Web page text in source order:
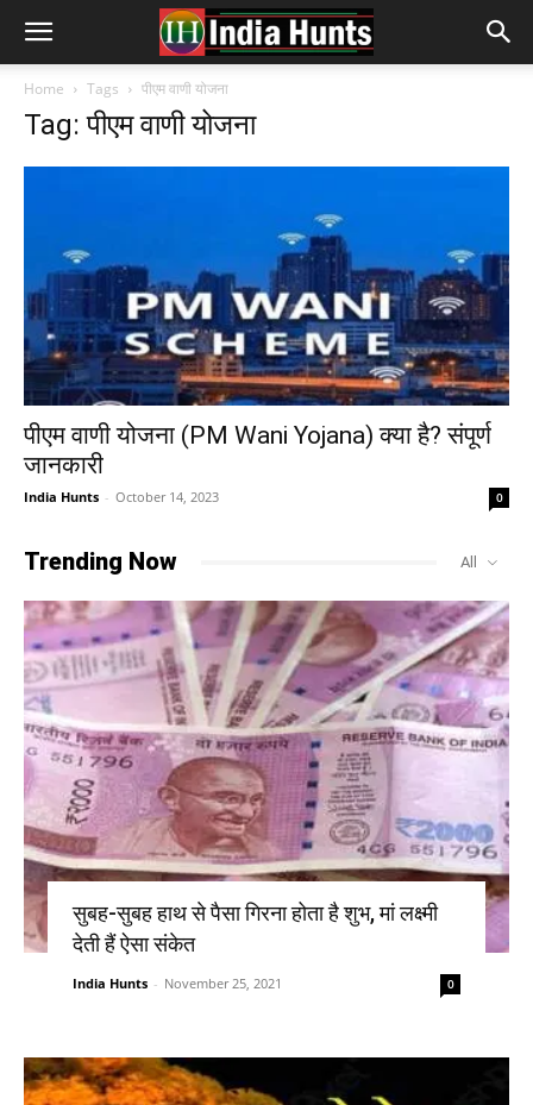
Home Tags पीएम वाणी योजना
Tag: पीएम वाणी योजना
पीएम वाणी योजना (PM Wani Yojana) क्या है? संपूर्ण
जानकारी
India Hunts - October 14, 2023 0
Trending Now All
सुबह-सुबह हाथ से पैसा गिरना होता है शुभ, मां लक्ष्मी
देती हैं ऐसा संकेत
India Hunts - November 25, 2021 0